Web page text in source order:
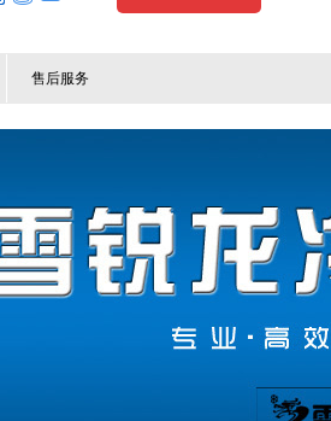
售后服务